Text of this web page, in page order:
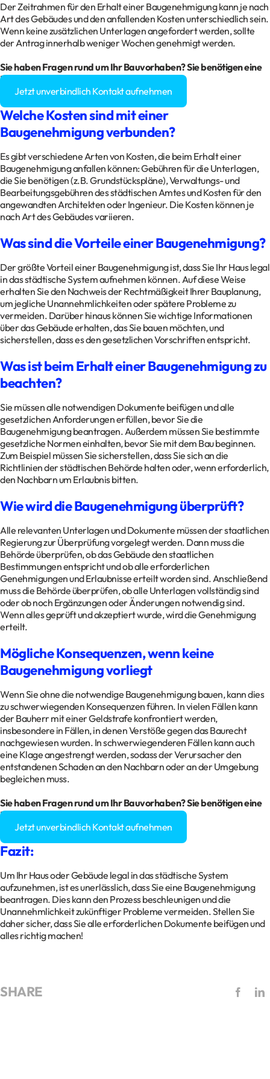
Der Zeitrahmen für den Erhalt einer Baugenehmigung kann je nach
Art des Gebäudes und den anfallenden Kosten unterschiedlich sein.
Wenn keine zusätzlichen Unterlagen angefordert werden, sollte
der Antrag innerhalb weniger Wochen genehmigt werden.
Sie haben Fragen rund um Ihr Bauvorhaben? Sie benötigen eine
Baugenehmigung?
Jetzt unverbindlich Kontakt aufnehmen
Welche Kosten sind mit einer
Baugenehmigung verbunden?
Es gibt verschiedene Arten von Kosten, die beim Erhalt einer
Baugenehmigung anfallen können: Gebühren für die Unterlagen,
die Sie benötigen (z.B. Grundstückspläne), Verwaltungs- und
Bearbeitungsgebühren des städtischen Amtes und Kosten für den
angewandten Architekten oder Ingenieur. Die Kosten können je
nach Art des Gebäudes variieren.
Was sind die Vorteile einer Baugenehmigung?
Der größte Vorteil einer Baugenehmigung ist, dass Sie Ihr Haus legal
in das städtische System aufnehmen können. Auf diese Weise
erhalten Sie den Nachweis der Rechtmäßigkeit Ihrer Bauplanung,
um jegliche Unannehmlichkeiten oder spätere Probleme zu
vermeiden. Darüber hinaus können Sie wichtige Informationen
über das Gebäude erhalten, das Sie bauen möchten, und
sicherstellen, dass es den gesetzlichen Vorschriften entspricht.
Was ist beim Erhalt einer Baugenehmigung zu
beachten?
Sie müssen alle notwendigen Dokumente beifügen und alle
gesetzlichen Anforderungen erfüllen, bevor Sie die
Baugenehmigung beantragen. Außerdem müssen Sie bestimmte
gesetzliche Normen einhalten, bevor Sie mit dem Bau beginnen.
Zum Beispiel müssen Sie sicherstellen, dass Sie sich an die
Richtlinien der städtischen Behörde halten oder, wenn erforderlich,
den Nachbarn um Erlaubnis bitten.
Wie wird die Baugenehmigung überprüft?
Alle relevanten Unterlagen und Dokumente müssen der staatlichen
Regierung zur Überprüfung vorgelegt werden. Dann muss die
Behörde überprüfen, ob das Gebäude den staatlichen
Bestimmungen entspricht und ob alle erforderlichen
Genehmigungen und Erlaubnisse erteilt worden sind. Anschließend
muss die Behörde überprüfen, ob alle Unterlagen vollständig sind
oder ob noch Ergänzungen oder Änderungen notwendig sind.
Wenn alles geprüft und akzeptiert wurde, wird die Genehmigung
erteilt.
Mögliche Konsequenzen, wenn keine
Baugenehmigung vorliegt
Wenn Sie ohne die notwendige Baugenehmigung bauen, kann dies
zu schwerwiegenden Konsequenzen führen. In vielen Fällen kann
der Bauherr mit einer Geldstrafe konfrontiert werden,
insbesondere in Fällen, in denen Verstöße gegen das Baurecht
nachgewiesen wurden. In schwerwiegenderen Fällen kann auch
eine Klage angestrengt werden, sodass der Verursacher den
entstandenen Schaden an den Nachbarn oder an der Umgebung
begleichen muss.
Sie haben Fragen rund um Ihr Bauvorhaben? Sie benötigen eine
Baugenehmigung?
Jetzt unverbindlich Kontakt aufnehmen
Fazit:
Um Ihr Haus oder Gebäude legal in das städtische System
aufzunehmen, ist es unerlässlich, dass Sie eine Baugenehmigung
beantragen. Dies kann den Prozess beschleunigen und die
Unannehmlichkeit zukünftiger Probleme vermeiden. Stellen Sie
daher sicher, dass Sie alle erforderlichen Dokumente beifügen und
alles richtig machen!
SHARE